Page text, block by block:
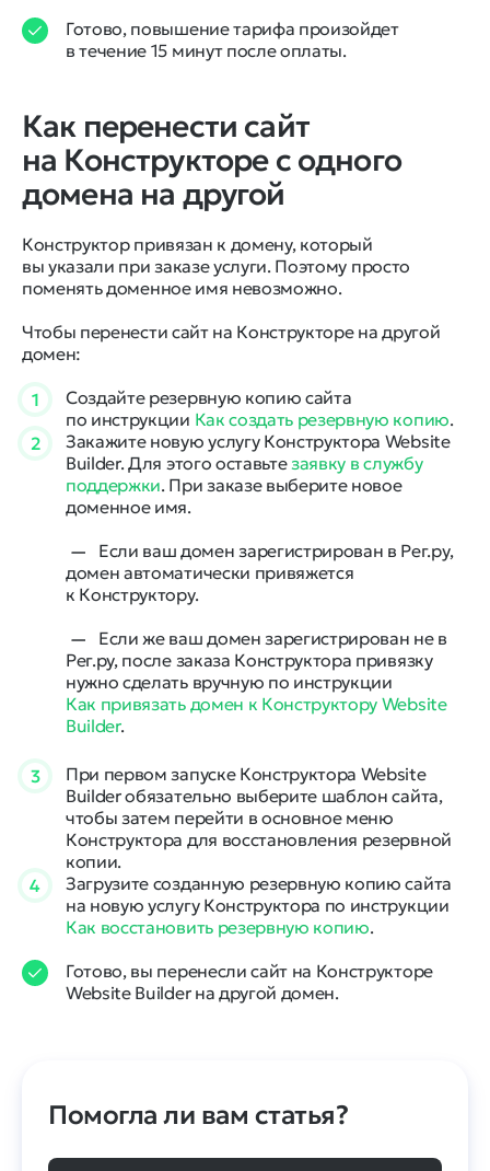
Готово, повышение тарифа произойдет
в течение 15 минут после оплаты.
Как перенести сайт
на Конструкторе с одного
домена на другой
Конструктор привязан к домену, который
вы указали при заказе услуги. Поэтому просто
поменять доменное имя невозможно.
Чтобы перенести сайт на Конструкторе на другой
домен:
1
Создайте резервную копию сайта
по инструкции Как создать резервную копию.
2
Закажите новую услугу Конструктора Website
Builder. Для этого оставьте заявку в службу
поддержки. При заказе выберите новое
доменное имя.
Если ваш домен зарегистрирован в Рег.ру,
домен автоматически привяжется
к Конструктору.
Если же ваш домен зарегистрирован не в
Рег.ру, после заказа Конструктора привязку
нужно сделать вручную по инструкции
Как привязать домен к Конструктору Website
Builder.
3
При первом запуске Конструктора Website
Builder обязательно выберите шаблон сайта,
чтобы затем перейти в основное меню
Конструктора для восстановления резервной
копии.
4
Загрузите созданную резервную копию сайта
на новую услугу Конструктора по инструкции
Как восстановить резервную копию.
Готово, вы перенесли сайт на Конструкторе
Website Builder на другой домен.
Помогла ли вам статья?